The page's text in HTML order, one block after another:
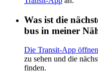
Was ist die
bus in meiner
Die Transit-App öffnen
zu sehen und die
finden.